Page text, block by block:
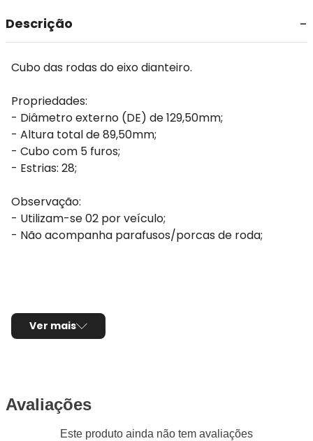
Descrição
Cubo das rodas do eixo dianteiro.
Propriedades:
- Diâmetro externo (DE) de 129,50mm;
- Altura total de 89,50mm;
- Cubo com 5 furos;
- Estrias: 28;
Observação:
- Utilizam-se 02 por veículo;
- Não acompanha parafusos/porcas de roda;
Ver mais
Avaliações
Este produto ainda não tem avaliações